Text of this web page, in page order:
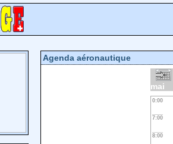
Agenda aéronautique
mai
0:00
7:00
8:00